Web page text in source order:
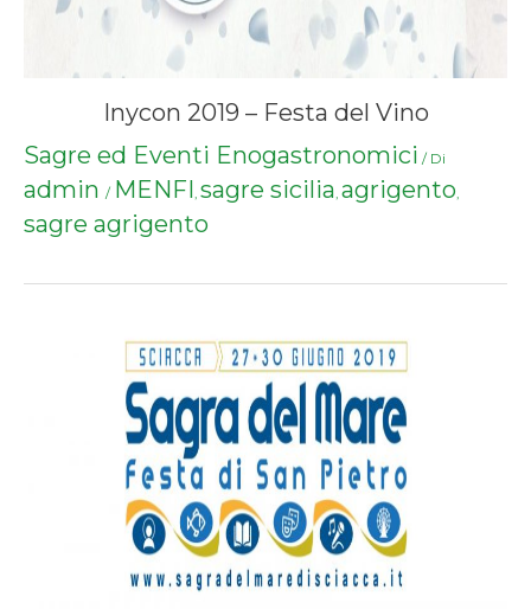
Inycon 2019 – Festa del Vino
Sagre ed Eventi Enogastronomici / Di
admin / MENFI, sagre sicilia, agrigento,
sagre agrigento